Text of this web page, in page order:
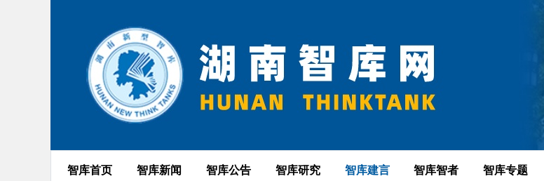
智库首页 智库新闻 智库公告 智库研究 智库建言 智库智者 智库专题